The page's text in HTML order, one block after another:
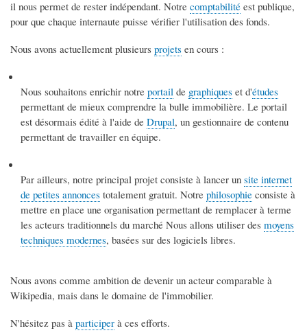
il nous permet de rester indépendant. Notre comptabilité est publique,
pour que chaque internaute puisse vérifier l'utilisation des fonds.
Nous avons actuellement plusieurs projets en cours :
Nous souhaitons enrichir notre portail de graphiques et d'études
permettant de mieux comprendre la bulle immobilière. Le portail
est désormais édité à l'aide de Drupal, un gestionnaire de contenu
permettant de travailler en équipe.
Par ailleurs, notre principal projet consiste à lancer un site internet
de petites annonces totalement gratuit. Notre philosophie consiste à
mettre en place une organisation permettant de remplacer à terme
les acteurs traditionnels du marché Nous allons utiliser des moyens
techniques modernes, basées sur des logiciels libres.
Nous avons comme ambition de devenir un acteur comparable à
Wikipedia, mais dans le domaine de l'immobilier.
N'hésitez pas à participer à ces efforts.